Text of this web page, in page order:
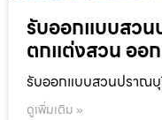
รับออกแบบสว
ตกแต่งสวน ออ
รับออกแบบสวนปราณ
ดูเพิ่มเติม »